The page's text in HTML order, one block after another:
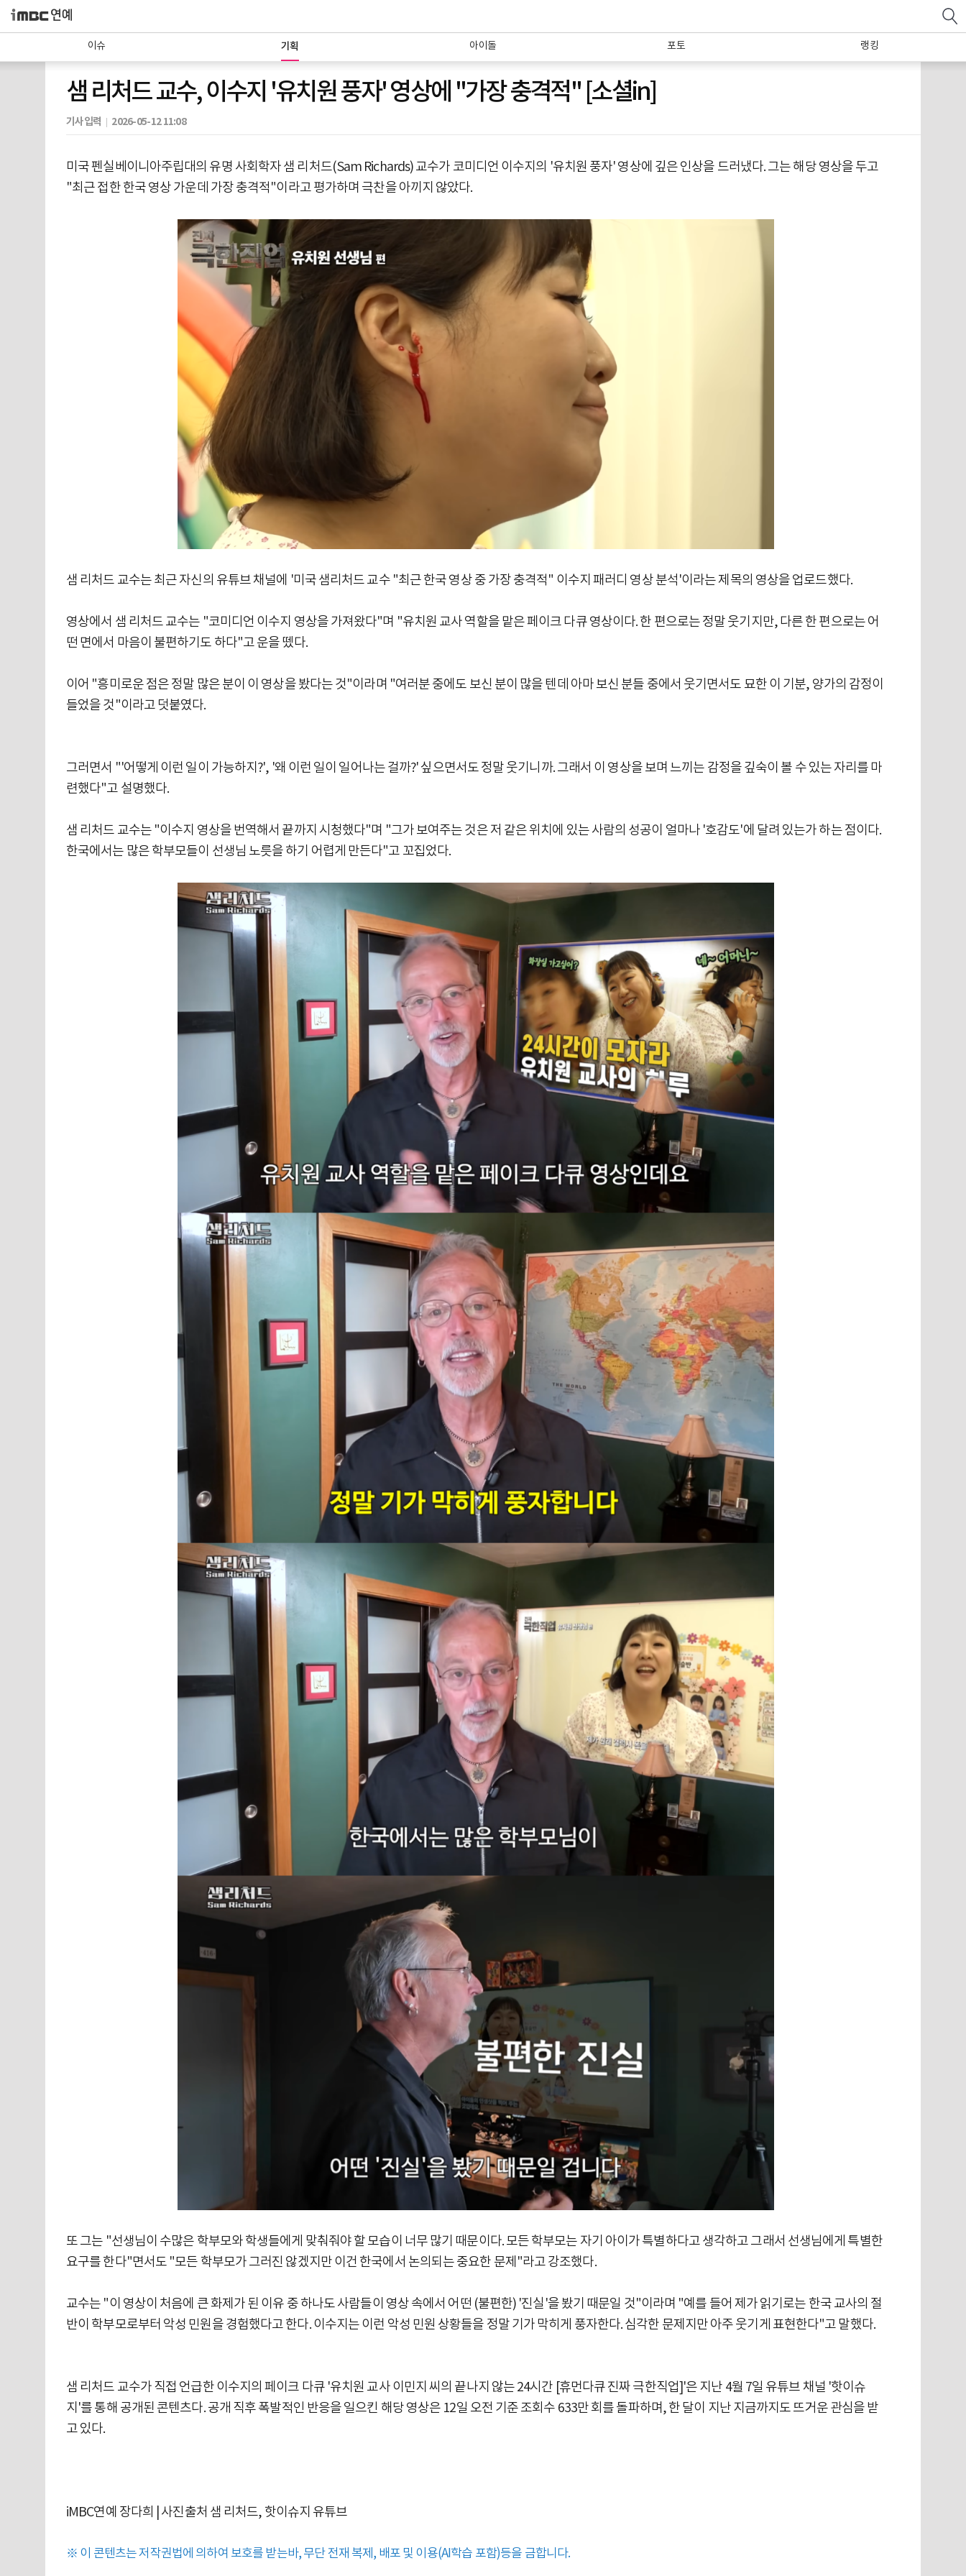
이슈 기획 아이돌 포토 랭킹
샘 리처드 교수, 이수지 '유치원 풍자' 영상에 "가장 충격적" [소셜in]
기사입력 2026-05-12 11:08
미국 펜실베이니아주립대의 유명 사회학자 샘 리처드(Sam Richards) 교수가 코미디언 이수지의 '유치원 풍자' 영상에 깊은 인상을 드러냈다. 그는 해당 영상을 두고
"최근 접한 한국 영상 가운데 가장 충격적"이라고 평가하며 극찬을 아끼지 않았다.
샘 리처드 교수는 최근 자신의 유튜브 채널에 '미국 샘리처드 교수 "최근 한국 영상 중 가장 충격적" 이수지 패러디 영상 분석'이라는 제목의 영상을 업로드했다.
영상에서 샘 리처드 교수는 "코미디언 이수지 영상을 가져왔다"며 "유치원 교사 역할을 맡은 페이크 다큐 영상이다. 한 편으로는 정말 웃기지만, 다른 한 편으로는 어
떤 면에서 마음이 불편하기도 하다"고 운을 뗐다.
이어 "흥미로운 점은 정말 많은 분이 이 영상을 봤다는 것"이라며 "여러분 중에도 보신 분이 많을 텐데 아마 보신 분들 중에서 웃기면서도 묘한 이 기분, 양가의 감정이
들었을 것"이라고 덧붙였다.
그러면서 "'어떻게 이런 일이 가능하지?', '왜 이런 일이 일어나는 걸까?' 싶으면서도 정말 웃기니까. 그래서 이 영상을 보며 느끼는 감정을 깊숙이 볼 수 있는 자리를 마
련했다"고 설명했다.
샘 리처드 교수는 "이수지 영상을 번역해서 끝까지 시청했다"며 "그가 보여주는 것은 저 같은 위치에 있는 사람의 성공이 얼마나 '호감도'에 달려 있는가 하는 점이다.
한국에서는 많은 학부모들이 선생님 노릇을 하기 어렵게 만든다"고 꼬집었다.
또 그는 "선생님이 수많은 학부모와 학생들에게 맞춰줘야 할 모습이 너무 많기 때문이다. 모든 학부모는 자기 아이가 특별하다고 생각하고 그래서 선생님에게 특별한
요구를 한다"면서도 "모든 학부모가 그러진 않겠지만 이건 한국에서 논의되는 중요한 문제"라고 강조했다.
교수는 "이 영상이 처음에 큰 화제가 된 이유 중 하나도 사람들이 영상 속에서 어떤 (불편한) '진실'을 봤기 때문일 것"이라며 "예를 들어 제가 읽기로는 한국 교사의 절
반이 학부모로부터 악성 민원을 경험했다고 한다. 이수지는 이런 악성 민원 상황들을 정말 기가 막히게 풍자한다. 심각한 문제지만 아주 웃기게 표현한다"고 말했다.
샘 리처드 교수가 직접 언급한 이수지의 페이크 다큐 '유치원 교사 이민지 씨의 끝나지 않는 24시간 [휴먼다큐 진짜 극한직업]'은 지난 4월 7일 유튜브 채널 '핫이슈
지'를 통해 공개된 콘텐츠다. 공개 직후 폭발적인 반응을 일으킨 해당 영상은 12일 오전 기준 조회수 633만 회를 돌파하며, 한 달이 지난 지금까지도 뜨거운 관심을 받
고 있다.
iMBC연예 장다희 | 사진출처 샘 리처드, 핫이슈지 유튜브
※ 이 콘텐츠는 저작권법에 의하여 보호를 받는바, 무단 전재 복제, 배포 및 이용(AI학습 포함)등을 금합니다.